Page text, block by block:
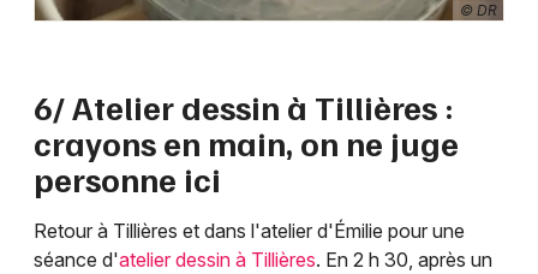
© DR
6/ Atelier dessin à Tillières :
crayons en main, on ne juge
personne ici
Retour à Tillières et dans l'atelier d'Émilie pour une
séance d'atelier dessin à Tillières. En 2 h 30, après un